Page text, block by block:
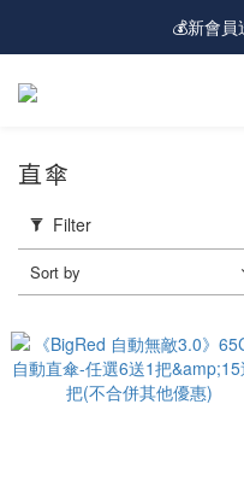
💰新會
💰新會
🚛免運費｜
直傘
Filter
Sort by